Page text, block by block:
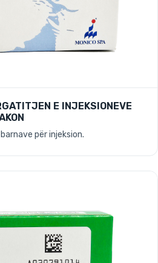
E INJEKSIONEVE
për injeksion.